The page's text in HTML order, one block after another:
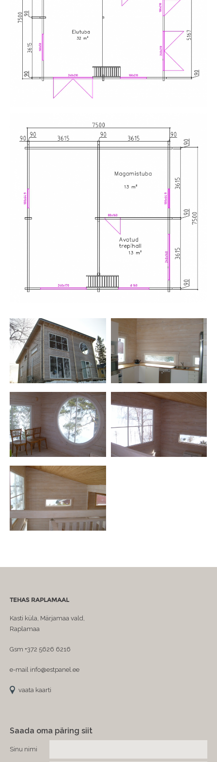
TEHAS RAPLAMAAL
Kasti küla, Märjamaa vald,
Raplamaa
Gsm +372 5626 6216
e-mail info@estpanel.ee
vaata kaarti
Saada oma päring siit
Sinu nimi